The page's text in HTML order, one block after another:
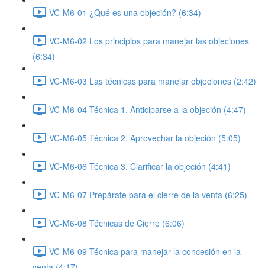
VC-M6-01 ¿Qué es una objeción? (6:34)
VC-M6-02 Los principios para manejar las objeciones
(6:34)
VC-M6-03 Las técnicas para manejar objeciones (2:42)
VC-M6-04 Técnica 1. Anticiparse a la objeción (4:47)
VC-M6-05 Técnica 2. Aprovechar la objeción (5:05)
VC-M6-06 Técnica 3. Clarificar la objeción (4:41)
VC-M6-07 Prepárate para el cierre de la venta (6:25)
VC-M6-08 Técnicas de Cierre (6:06)
VC-M6-09 Técnica para manejar la concesión en la